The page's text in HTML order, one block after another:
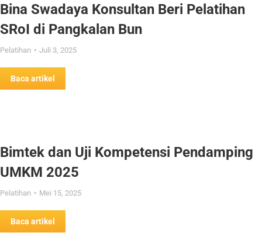
Bina Swadaya Konsultan Beri Pelatihan
SRoI di Pangkalan Bun
Pelatihan Juli 3, 2025
Baca artikel
Bimtek dan Uji Kompetensi Pendamping
UMKM 2025
Pelatihan Mei 15, 2025
Baca artikel